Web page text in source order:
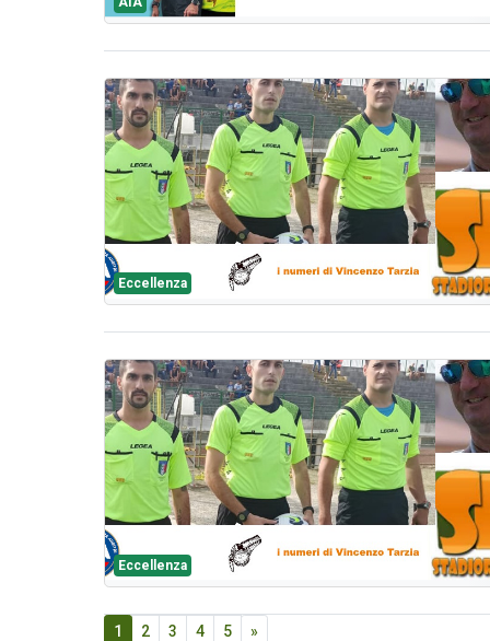
Eccellenza
Eccellenza
1 2 3 4 5 »